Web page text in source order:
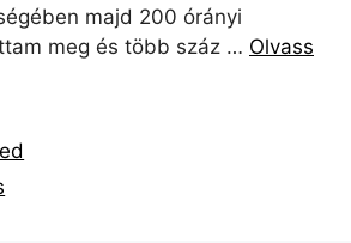
majd 200 órányi
meg és több száz … Olvass